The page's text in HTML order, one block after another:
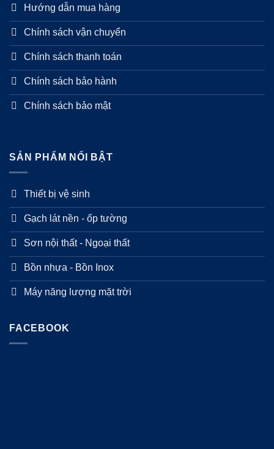
Hướng dẫn mua hàng
Chính sách vận chuyển
Chính sách thanh toán
Chính sách bảo hành
Chính sách bảo mật
SẢN PHẨM NỔI BẬT
Thiết bị vệ sinh
Gạch lát nền - ốp tường
Sơn nội thất - Ngoại thất
Bồn nhựa - Bồn Inox
Máy năng lượng mặt trời
FACEBOOK